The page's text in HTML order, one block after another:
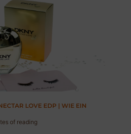
LOVE EDP | WIE EIN
of reading